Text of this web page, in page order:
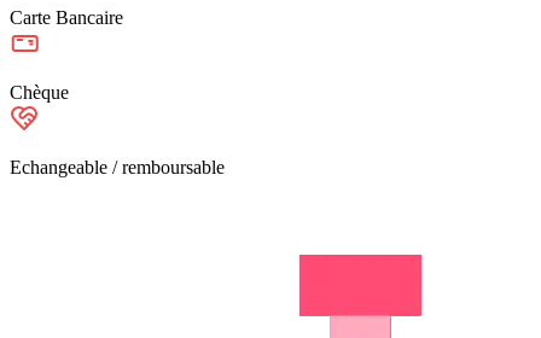
Carte Bancaire
Chèque
Echangeable / remboursable